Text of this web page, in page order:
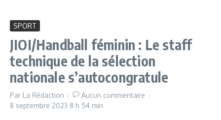
SPORT
JIOI/Handball féminin : Le staff
technique de la sélection
nationale s’autocongratule
Par La Rédaction
Aucun commentaire
8 septembre 2023 8 h 54 min